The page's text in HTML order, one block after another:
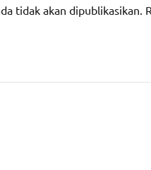
tidak akan dipublikasikan.